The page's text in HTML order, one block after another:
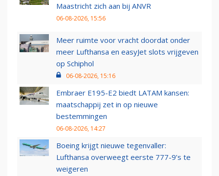
Maastricht zich aan bij ANVR
06-08-2026, 15:56
Meer ruimte voor vracht doordat onder
meer Lufthansa en easyJet slots vrijgeven
op Schiphol
06-08-2026, 15:16
Embraer E195-E2 biedt LATAM kansen:
maatschappij zet in op nieuwe
bestemmingen
06-08-2026, 14:27
Boeing krijgt nieuwe tegenvaller:
Lufthansa overweegt eerste 777-9’s te
weigeren